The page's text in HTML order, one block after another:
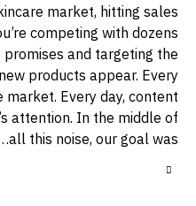
market, hitting sales
competing with dozens
promises and targeting the
products appear. Every
market. Every day, content
attention. In the middle of
all this noise, our goal was…